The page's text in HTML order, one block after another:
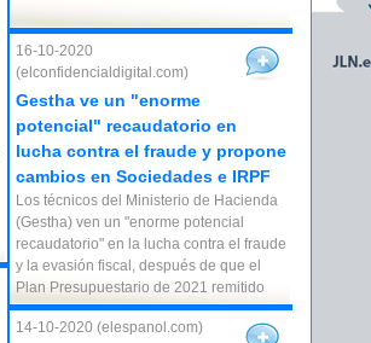
16-10-2020
(elconfidencialdigital.com)
Gestha ve un "enorme
potencial" recaudatorio en
lucha contra el fraude y propone
cambios en Sociedades e IRPF
Los técnicos del Ministerio de Hacienda
(Gestha) ven un "enorme potencial
recaudatorio" en la lucha contra el fraude
y la evasión fiscal, después de que el
Plan Presupuestario de 2021 remitido
14-10-2020 (elespanol.com)